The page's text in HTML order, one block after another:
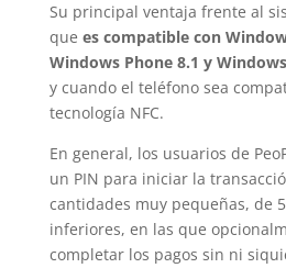
Su principal ventaja frente al
que es compatible con
Windows Phone 8.1 y
y cuando el teléfono sea
tecnología NFC.
En general, los usuarios de
un PIN para iniciar la
cantidades muy pequeñas, de
inferiores, en las que
completar los pagos sin ni